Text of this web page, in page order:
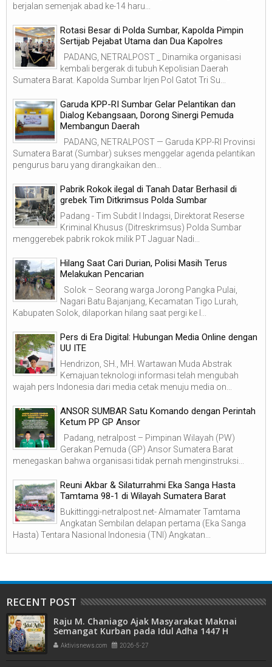
berjalan semenjak abad ke-14 haru...
Rotasi Besar di Polda Sumbar, Kapolda Pimpin
Sertijab Pejabat Utama dan Dua Kapolres
PADANG, NETRALPOST _ Dinamika organisasi
kembali bergerak di tubuh Kepolisian Daerah
Sumatera Barat. Kapolda Sumbar Irjen Pol Gatot Tri Su...
Garuda KPP-RI Sumbar Gelar Pelantikan dan
Dialog Kebangsaan, Dorong Sinergi Pemuda
Membangun Daerah
PADANG, NETRALPOST — Garuda KPP-RI Provinsi
Sumatera Barat (Sumbar) sukses menggelar agenda pelantikan
pengurus baru yang dirangkaikan den...
Pabrik Rokok ilegal di Tanah Datar Berhasil di
grebek Tim Ditkrimsus Polda Sumbar
Padang - Tim Subdit I Indagsi, Direktorat Reserse
Kriminal Khusus (Ditreskrimsus) Polda Sumbar
menggerebek pabrik rokok milik PT Jaguar Nadi...
Hilang Saat Cari Durian, Polisi Masih Terus
Melakukan Pencarian
Solok – Seorang warga Jorong Pangka Pulai,
Nagari Batu Bajanjang, Kecamatan Tigo Lurah,
Kabupaten Solok, dilaporkan hilang saat pergi ke l...
Pers di Era Digital: Hubungan Media Online dengan
UU ITE
Hendrizon, SH., MH. Wartawan Muda Abstrak
Kemajuan teknologi informasi telah mengubah
wajah pers Indonesia dari media cetak menuju media on...
ANSOR SUMBAR Satu Komando dengan Perintah
Ketum PP GP Ansor
Padang, netralpost – Pimpinan Wilayah (PW)
Gerakan Pemuda (GP) Ansor Sumatera Barat
menegaskan bahwa organisasi tidak pernah menginstruksi...
Reuni Akbar & Silaturrahmi Eka Sanga Hasta
Tamtama 98-1 di Wilayah Sumatera Barat
Bukittinggi-netralpost.net- Almamater Tamtama
Angkatan Sembilan delapan pertama (Eka Sanga
Hasta) Tentara Nasional Indonesia (TNI) Angkatan...
RECENT POST
Raju M. Chaniago Ajak Masyarakat Maknai
Semangat Kurban pada Idul Adha 1447 H
Aktivisnews.com 2026-5-27